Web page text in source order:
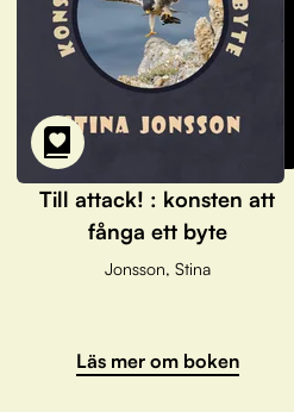
Till attack! : konsten att
fånga ett byte
Jonsson, Stina
Läs mer om boken